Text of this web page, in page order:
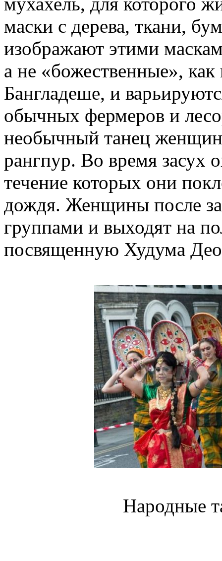
маски с дерева, ткани,
изображают этими
а не «божественные»,
Бангладеше, и
обычных фермеров и
необычный танец
рангпур. Во время засух
течение которых они
дождя. Женщины после
группами и выходят на
посвященную Худума
Народные